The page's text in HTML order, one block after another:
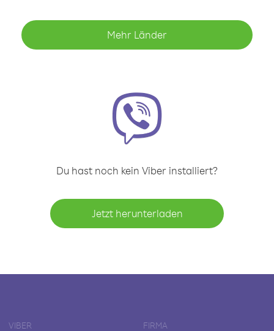
Mehr Länder
Du hast noch kein Viber installiert?
Jetzt herunterladen
VIBER FIRMA